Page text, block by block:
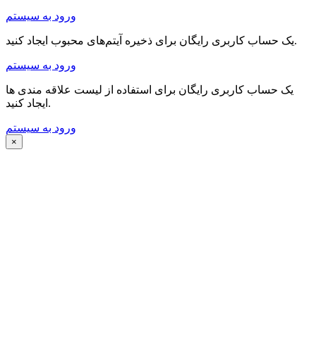
ورود به سیستم
یک حساب کاربری رایگان برای ذخیره آیتم‌های محبوب ایجاد کنید.
ورود به سیستم
یک حساب کاربری رایگان برای استفاده از لیست علاقه مندی ها
ایجاد کنید.
ورود به سیستم
×